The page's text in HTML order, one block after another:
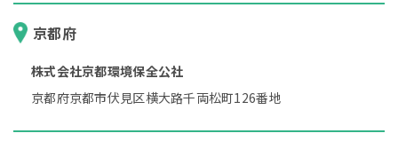
京都府
株式会社京都環境保全公社
京都府京都市伏見区横大路千両松町126番地